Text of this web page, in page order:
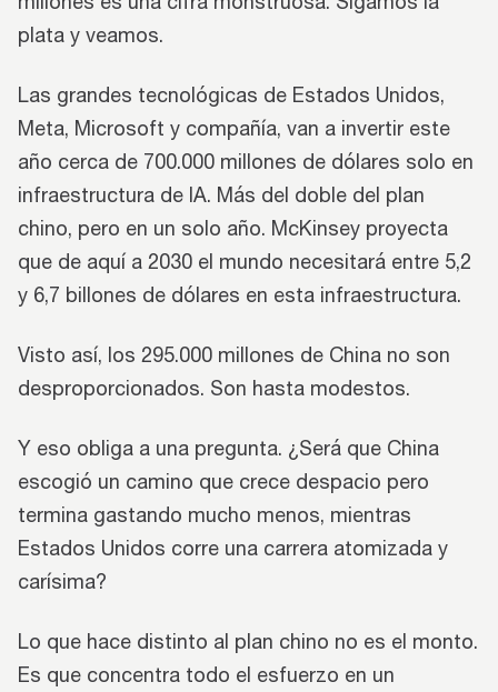
plata y veamos.
Las grandes tecnológicas de Estados Unidos,
Meta, Microsoft y compañía, van a invertir este
año cerca de 700.000 millones de dólares solo en
infraestructura de IA. Más del doble del plan
chino, pero en un solo año. McKinsey proyecta
que de aquí a 2030 el mundo necesitará entre 5,2
y 6,7 billones de dólares en esta infraestructura.
Visto así, los 295.000 millones de China no son
desproporcionados. Son hasta modestos.
Y eso obliga a una pregunta. ¿Será que China
escogió un camino que crece despacio pero
termina gastando mucho menos, mientras
Estados Unidos corre una carrera atomizada y
carísima?
Lo que hace distinto al plan chino no es el monto.
Es que concentra todo el esfuerzo en un